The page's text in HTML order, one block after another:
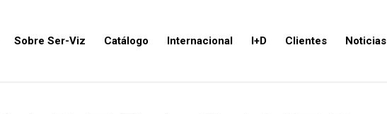
Sobre Ser-Viz Catálogo Internacional I+D Clientes Noticias